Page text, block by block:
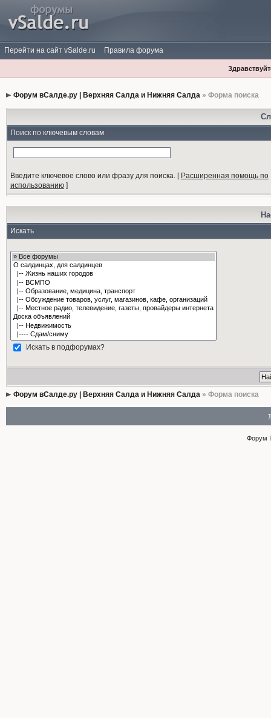
Перейти на сайт vSalde.ru Правила форума
Форум вСалде.ру | Верхняя Салда и Нижняя Салда» Форма поиска
Поиск по ключевым словам
Введите ключевое слово или фразу для поиска.[ Расширенная помощь по
использованию]
Искать
Искать в подфорумах?
Форум вСалде.ру | Верхняя Салда и Нижняя Салда» Форма поиска
Форум